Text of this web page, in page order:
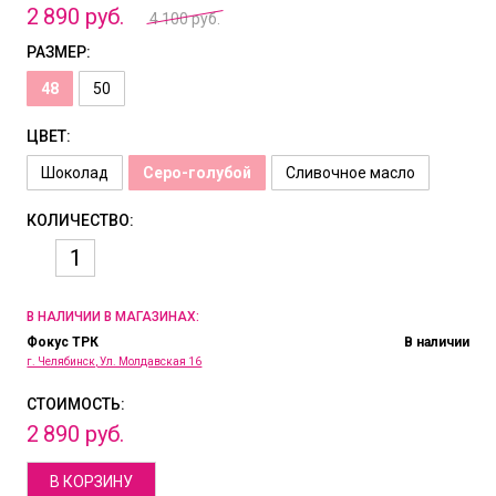
2 890 руб.
4 100 руб.
РАЗМЕР:
48 50
ЦВЕТ:
Шоколад Серо-голубой Сливочное масло
КОЛИЧЕСТВО:
В НАЛИЧИИ В МАГАЗИНАХ:
Фокус ТРК
г. Челябинск, Ул. Молдавская 16
В наличии
СТОИМОСТЬ:
2 890 руб.
В КОРЗИНУ